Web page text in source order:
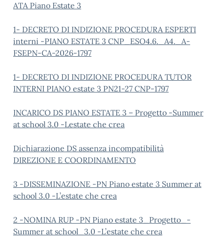
ATA Piano Estate 3
1- DECRETO DI INDIZIONE PROCEDURA ESPERTI
interni -PIANO ESTATE 3 CNP_ESO4.6._A4._A-
FSEPN-CA-2026-1797
1- DECRETO DI INDIZIONE PROCEDURA TUTOR
INTERNI PIANO estate 3 PN21-27 CNP-1797
INCARICO DS PIANO ESTATE 3 – Progetto -Summer
at school 3.0 -Lestate che crea
Dichiarazione DS assenza incompatibilità
DIREZIONE E COORDINAMENTO
3 -DISSEMINAZIONE -PN Piano estate 3 Summer at
school 3.0 -L’estate che crea
2 -NOMINA RUP -PN Piano estate 3_Progetto_-
Summer at school_3.0 -L’estate che crea